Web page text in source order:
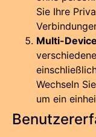
Sie Ihre
Multi-
Wechseln
um ein